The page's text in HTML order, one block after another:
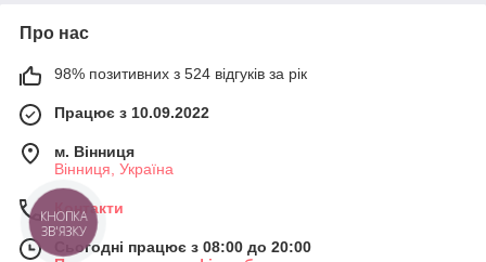
Про нас
98% позитивних з 524 відгуків за рік
Працює з 10.09.2022
м. Вінниця
Вінниця, Україна
Контакти
Сьогодні працює з 08:00 до 20:00
КНОПКА
ЗВ'ЯЗКУ